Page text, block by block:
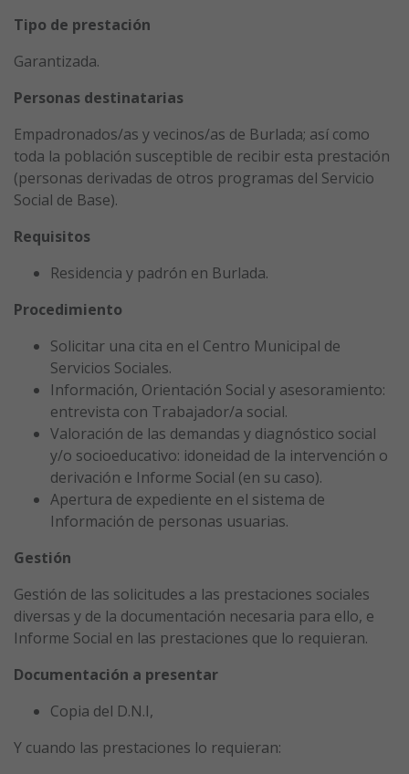
Tipo de prestación
Garantizada.
Personas destinatarias
Empadronados/as y vecinos/as de Burlada; así como
toda la población susceptible de recibir esta prestación
(personas derivadas de otros programas del Servicio
Social de Base).
Requisitos
Residencia y padrón en Burlada.
Procedimiento
Solicitar una cita en el Centro Municipal de
Servicios Sociales.
Información, Orientación Social y asesoramiento:
entrevista con Trabajador/a social.
Valoración de las demandas y diagnóstico social
y/o socioeducativo: idoneidad de la intervención o
derivación e Informe Social (en su caso).
Apertura de expediente en el sistema de
Información de personas usuarias.
Gestión
Gestión de las solicitudes a las prestaciones sociales
diversas y de la documentación necesaria para ello, e
Informe Social en las prestaciones que lo requieran.
Documentación a presentar
Copia del D.N.I,
Y cuando las prestaciones lo requieran: